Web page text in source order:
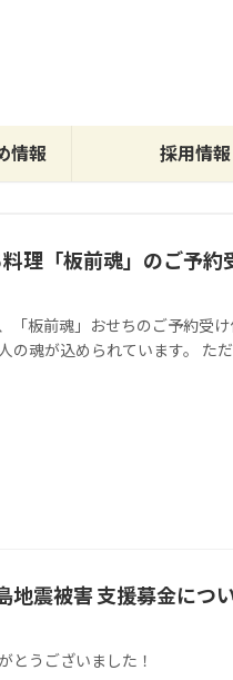
情報 採用情報
料理「板前魂」のご予約
「板前魂」おせちのご予約受
の魂が込められています。 た
地震被害 支援募金につ
とうございました！